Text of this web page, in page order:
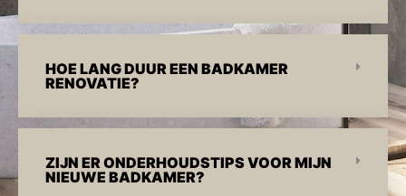
HOE LANG DUUR EEN BADKAMER
RENOVATIE?
ZIJN ER ONDERHOUDSTIPS VOOR MIJN
NIEUWE BADKAMER?